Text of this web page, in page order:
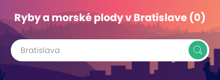
Ryby a morské plody v Bratislave (0)
Bratislava